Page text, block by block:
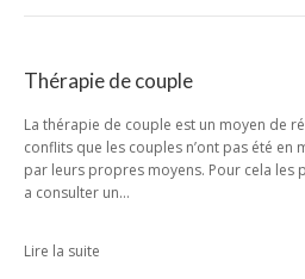
Thérapie de couple
La thérapie de couple est un moyen de
conflits que les couples n’ont pas été en
par leurs propres moyens. Pour cela
a consulter un…
Lire la suite